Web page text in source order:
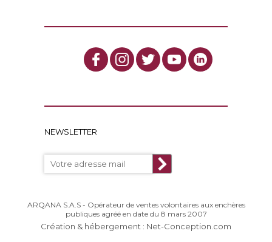
NEWSLETTER
ARQANA S.A.S - Opérateur de ventes volontaires aux enchères
publiques agréé en date du 8 mars 2007
Création & hébergement : Net-Conception.com